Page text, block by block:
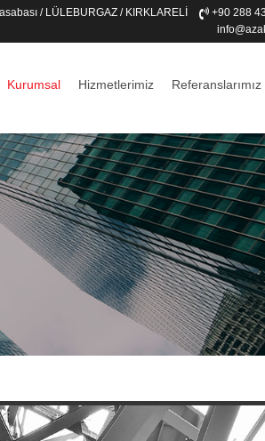
/ LÜLEBURGAZ / KIRKLARELİ
+90 288
Kurumsal Hizmetlerimiz Referanslarımız